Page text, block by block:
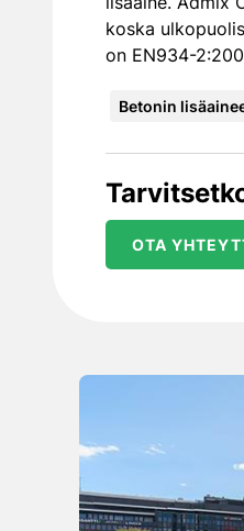
koska
on EN934-
Betonin
OTA